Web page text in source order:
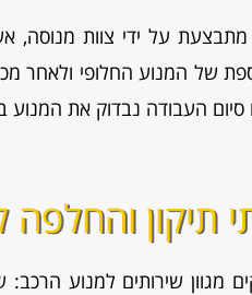
על ידי צוות מנוסה,
של המנוע החלופי ולאחר
סיום העבודה נבדוק את
תיקון והחלפה
מגוון שירותים למנוע הרכב: